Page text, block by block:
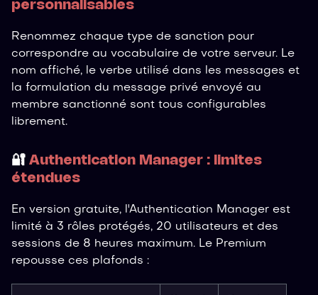
personnalisables
Renommez chaque type de sanction pour
correspondre au vocabulaire de votre serveur. Le
nom affiché, le verbe utilisé dans les messages et
la formulation du message privé envoyé au
membre sanctionné sont tous configurables
librement.
🔐 Authentication Manager : limites
étendues
En version gratuite, l'Authentication Manager est
limité à 3 rôles protégés, 20 utilisateurs et des
sessions de 8 heures maximum. Le Premium
repousse ces plafonds :